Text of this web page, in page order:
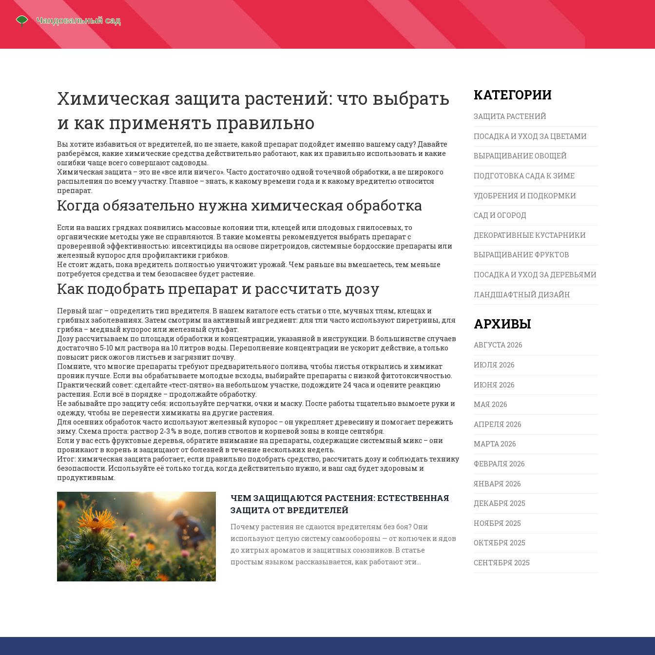
Химическая защита растений: что выбрать
и как применять правильно
Вы хотите избавиться от вредителей, но не знаете, какой препарат подойдет именно вашему саду? Давайте
разберёмся, какие химические средства действительно работают, как их правильно использовать и какие
ошибки чаще всего совершают садоводы.
Химическая защита – это не «все или ничего». Часто достаточно одной точечной обработки, а не широкого
распыления по всему участку. Главное – знать, к какому времени года и к какому вредителю относится
препарат.
Когда обязательно нужна химическая обработка
Если на ваших грядках появились массовые колонии тли, клещей или плодовых гнилосевых, то
органические методы уже не справляются. В такие моменты рекомендуется выбрать препарат с
проверенной эффективностью: инсектициды на основе пиретроидов, системные бордосские препараты или
железный купорос для профилактики грибков.
Не стоит ждать, пока вредитель полностью уничтожит урожай. Чем раньше вы вмешаетесь, тем меньше
потребуется средства и тем безопаснее будет растение.
Как подобрать препарат и рассчитать дозу
Первый шаг – определить тип вредителя. В нашем каталоге есть статьи о тле, мучных тлям, клещах и
грибных заболеваниях. Затем смотрим на активный ингредиент: для тли часто используют пиретрины, для
грибка – медный купорос или железный сульфат.
Дозу рассчитываем по площади обработки и концентрации, указанной в инструкции. В большинстве случаев
достаточно 5‑10 мл раствора на 10 литров воды. Переполнение концентрации не ускорит действие, а только
повысит риск ожогов листьев и загрязнит почву.
Помните, что многие препараты требуют предварительного полива, чтобы листья открылись и химикат
проник лучше. Если вы обрабатываете молодые всходы, выбирайте препараты с низкой фитотоксичностью.
Практический совет: сделайте «тест‑пятно» на небольшом участке, подождите 24 часа и оцените реакцию
растения. Если всё в порядке – продолжайте обработку.
Не забывайте про защиту себя: используйте перчатки, очки и маску. После работы тщательно вымоете руки и
одежду, чтобы не перенести химикаты на другие растения.
Для осенних обработок часто используют железный купорос – он укрепляет древесину и помогает пережить
зиму. Схема проста: раствор 2‑3 % в воде, полив стволов и корневой зоны в конце сентября.
Если у вас есть фруктовые деревья, обратите внимание на препараты, содержащие системный микс – они
проникают в корень и защищают от болезней в течение нескольких недель.
Итог: химическая защита работает, если правильно подобрать средство, рассчитать дозу и соблюдать технику
безопасности. Используйте её только тогда, когда действительно нужно, и ваш сад будет здоровым и
продуктивным.
ЧЕМ ЗАЩИЩАЮТСЯ РАСТЕНИЯ: ЕСТЕСТВЕННАЯ
ЗАЩИТА ОТ ВРЕДИТЕЛЕЙ
Почему растения не сдаются вредителям без боя? Они
используют целую систему самообороны — от колючек и ядов
до хитрых ароматов и защитных союзников. В статье
простым языком рассказывается, как работают эти
КАТЕГОРИИ
ЗАЩИТА РАСТЕНИЙ
ПОСАДКА И УХОД ЗА ЦВЕТАМИ
ВЫРАЩИВАНИЕ ОВОЩЕЙ
ПОДГОТОВКА САДА К ЗИМЕ
УДОБРЕНИЯ И ПОДКОРМКИ
САД И ОГОРОД
ДЕКОРАТИВНЫЕ КУСТАРНИКИ
ВЫРАЩИВАНИЕ ФРУКТОВ
ПОСАДКА И УХОД ЗА ДЕРЕВЬЯМИ
ЛАНДШАФТНЫЙ ДИЗАЙН
АРХИВЫ
АВГУСТА 2026
ИЮЛЯ 2026
ИЮНЯ 2026
МАЯ 2026
АПРЕЛЯ 2026
МАРТА 2026
ФЕВРАЛЯ 2026
ЯНВАРЯ 2026
ДЕКАБРЯ 2025
НОЯБРЯ 2025
ОКТЯБРЯ 2025
СЕНТЯБРЯ 2025